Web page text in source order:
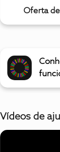
Oferta
Vídeos de